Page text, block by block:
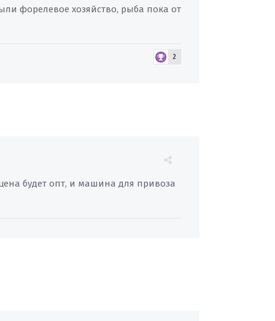
форелевое хозяйство, рыба пока от
2
будет опт, и машина для привоза